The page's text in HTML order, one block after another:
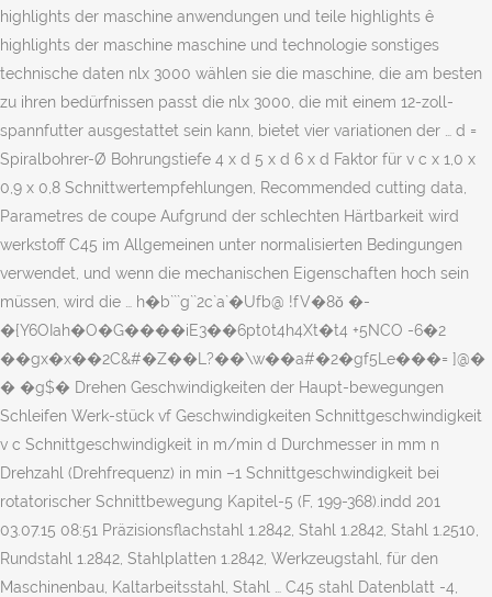
highlights der maschine anwendungen und teile highlights ê
highlights der maschine maschine und technologie sonstiges
technische daten nlx 3000 wählen sie die maschine, die am besten
zu ihren bedürfnissen passt die nlx 3000, die mit einem 12-zoll-
spannfutter ausgestattet sein kann, bietet vier variationen der … d =
Spiralbohrer-Ø Bohrungstiefe 4 x d 5 x d 6 x d Faktor für v c x 1,0 x
0,9 x 0,8 Schnittwertempfehlungen, Recommended cutting data,
Parametres de coupe Aufgrund der schlechten Härtbarkeit wird
werkstoff C45 im Allgemeinen unter normalisierten Bedingungen
verwendet, und wenn die mechanischen Eigenschaften hoch sein
müssen, wird die … h�b```g``2c`a`�Ufb@ !fV�8ǒ �-
�{Y6OIah�O�G����iE3��6pt0t4h4Xt�t4 +5NCO -6�2
��gx�x��2C&#�Z��L?��\w��a#�2�gf5Le���= ]@�
� �g$� Drehen Geschwindigkeiten der Haupt-bewegungen
Schleifen Werk-stück vf Geschwindigkeiten Schnittgeschwindigkeit
v c Schnittgeschwindigkeit in m/min d Durchmesser in mm n
Drehzahl (Drehfrequenz) in min –1 Schnittgeschwindigkeit bei
rotatorischer Schnittbewegung Kapitel-5 (F, 199-368).indd 201
03.07.15 08:51 Präzisionsflachstahl 1.2842, Stahl 1.2842, Stahl 1.2510,
Rundstahl 1.2842, Stahlplatten 1.2842, Werkzeugstahl, für den
Maschinenbau, Kaltarbeitsstahl, Stahl … C45 stahl Datenblatt -4,